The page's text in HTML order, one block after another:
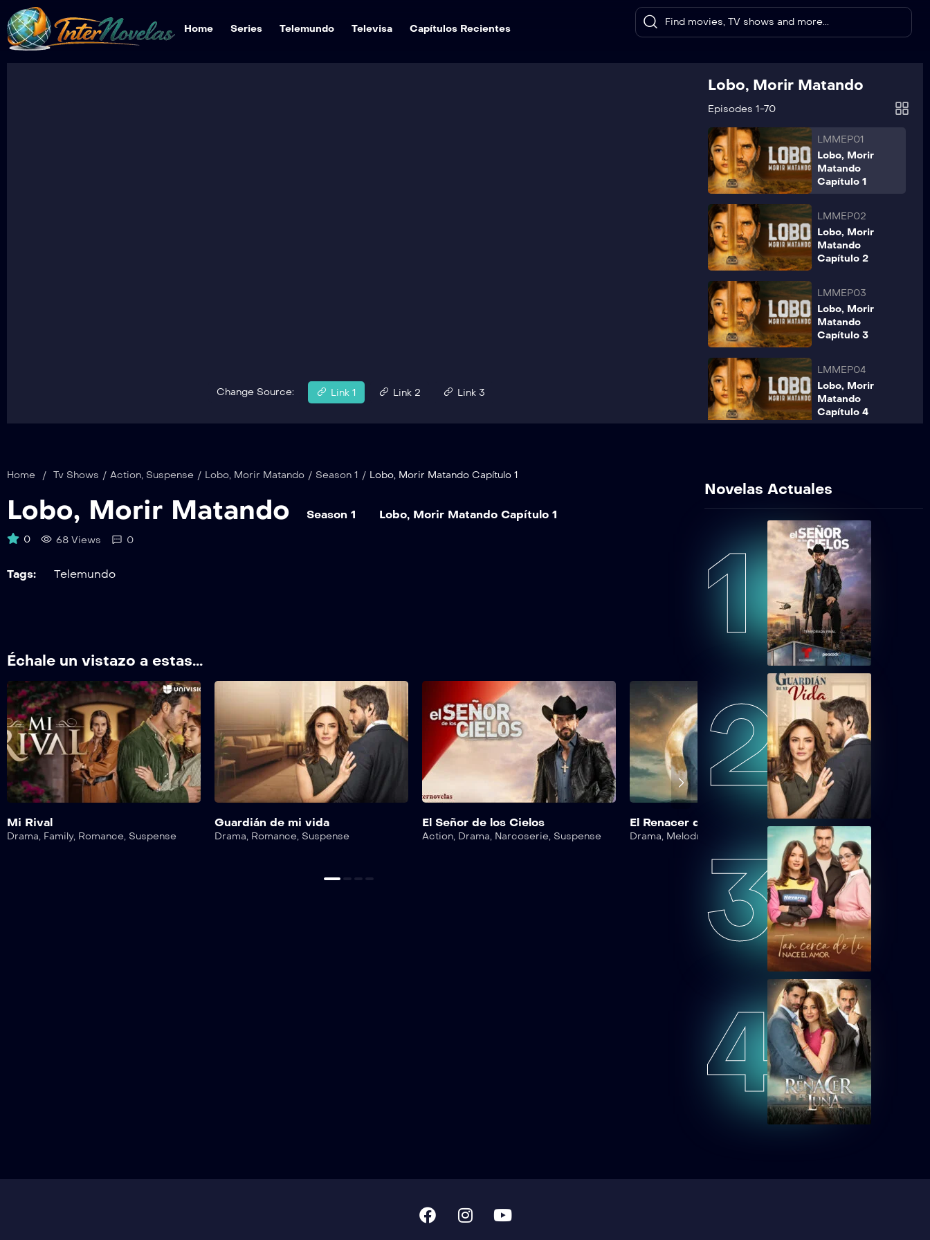
Home Series Telemundo Televisa Capítulos Recientes
Change Source: Link 1 Link 2 Link 3
Lobo, Morir Matando
Episodes 1-70
LMMEP01
Lobo, Morir
Matando
Capítulo 1
LMMEP02
Lobo, Morir
Matando
Capítulo 2
LMMEP03
Lobo, Morir
Matando
Capítulo 3
LMMEP04
Lobo, Morir
Matando
Capítulo 4
Capítulo 5
LMMEP06
Lobo, Morir
Matando
Capítulo 6
LMMEP07
Lobo, Morir
Matando
Capítulo 7
LMMEP08
Lobo, Morir
Matando
Capítulo 8
LMMEP09
Lobo, Morir
Matando
Capítulo 9
LMMEP10
Lobo, Morir
Matando
Capítulo 10
LMMEP11
Lobo, Morir
Matando
Capítulo 11
LMMEP12
Lobo, Morir
Matando
Capítulo 12
LMMEP13
Lobo, Morir
Matando
Capítulo 13
Capítulo 14
Home / Tv Shows / Action, Suspense / Lobo, Morir Matando / Season 1 / Lobo, Morir Matando Capítulo 1
Lobo, Morir Matando Season 1 Lobo, Morir Matando Capítulo 1
0 68 Views 0
Tags: Telemundo
Échale un vistazo a estas...
Mi Rival
Drama, Family, Romance, Suspense
Guardián de mi vida
Drama, Romance, Suspense
El Señor de los Cielos
Action, Drama, Narcoserie, Suspense
El Renacer de Luna
Drama, Melodrama Romance, Suspense
Dinastía Casillas
Action
Novelas Actuales
1
2
3
4